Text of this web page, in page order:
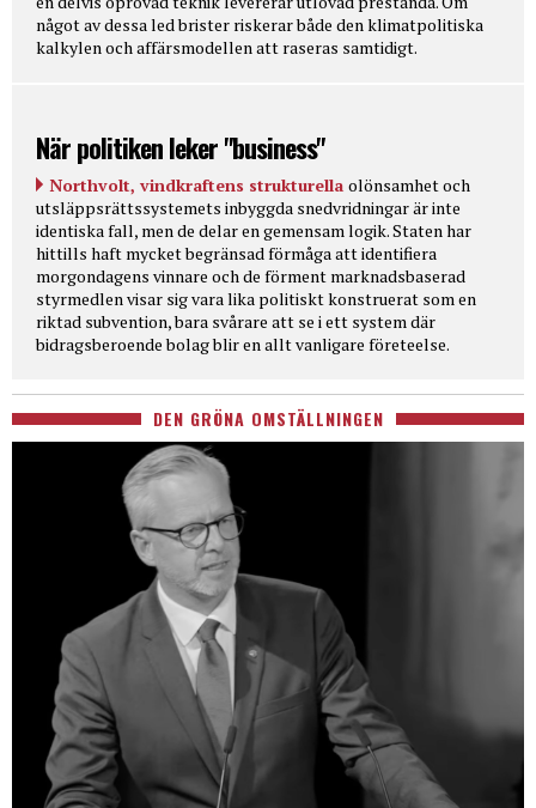
något av dessa led brister riskerar både den klimatpolitiska
kalkylen och affärsmodellen att raseras samtidigt.
När politiken leker "business"
Northvolt, vindkraftens strukturella olönsamhet och
utsläppsrättssystemets inbyggda snedvridningar är inte
identiska fall, men de delar en gemensam logik. Staten har
hittills haft mycket begränsad förmåga att identifiera
morgondagens vinnare och de förment marknadsbaserad
styrmedlen visar sig vara lika politiskt konstruerat som en
riktad subvention, bara svårare att se i ett system där
bidragsberoende bolag blir en allt vanligare företeelse.
DEN GRÖNA OMSTÄLLNINGEN